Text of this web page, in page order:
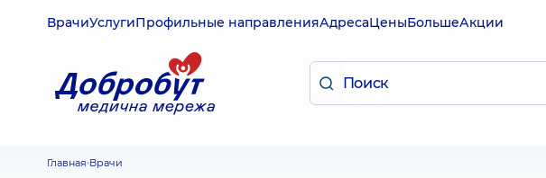
ВрачиУслугиПрофильные направленияАдресаЦеныБольшеАкции
Главная Врачи